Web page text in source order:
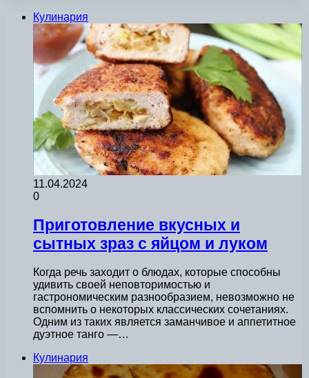
Кулинария
11.04.2024
0
Приготовление вкусных и
сытных зраз с яйцом и луком
Когда речь заходит о блюдах, которые способны
удивить своей неповторимостью и
гастрономическим разнообразием, невозможно не
вспомнить о некоторых классических сочетаниях.
Одним из таких является заманчивое и аппетитное
дуэтное танго —…
Кулинария